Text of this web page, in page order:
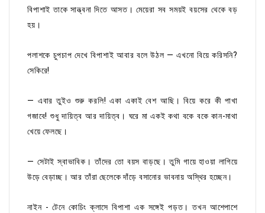
বিপাশাই তাকে সান্ত্বনা দিতে আসত। মেয়েরা সব সময়ই বয়সের থেকে বড়
হয়।
পলাশকে চুপচাপ দেখে বিপাশাই আবার বলে উঠল — এখনো বিয়ে করিসনি?
সেকিরে!
— এবার তুইও শুরু করলি! একা একাই বেশ আছি। বিয়ে করে কী পাখা
গজাবে! শুধু দায়িত্ব আর দায়িত্ব। ঘরে মা একই কথা বকে বকে কান-মাথা
খেয়ে ফেলছে।
— সেটাই স্বাভাবিক। তাঁদের তো বয়স বাড়ছে। তুমি গায়ে হাওয়া লাগিয়ে
উড়ে বেড়াচ্ছ। আর তাঁরা ছেলেকে দাঁড়ে বসানোর ভাবনায় অস্থির হচ্ছেন।
নাইন - টেনে কোচিং ক্লাসে বিপাশা এক সঙ্গেই পড়ত। তখন আশেপাশে